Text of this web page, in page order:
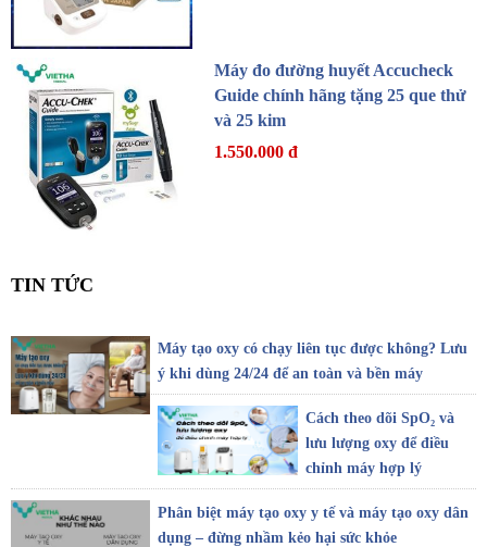
Máy đo đường huyết Accucheck
Guide chính hãng tặng 25 que thử
và 25 kim
1.550.000 đ
TIN TỨC
Máy tạo oxy có chạy liên tục được không? Lưu
ý khi dùng 24/24 để an toàn và bền máy
Cách theo dõi SpO₂ và
lưu lượng oxy để điều
chỉnh máy hợp lý
Phân biệt máy tạo oxy y tế và máy tạo oxy dân
dụng – đừng nhầm kẻo hại sức khỏe